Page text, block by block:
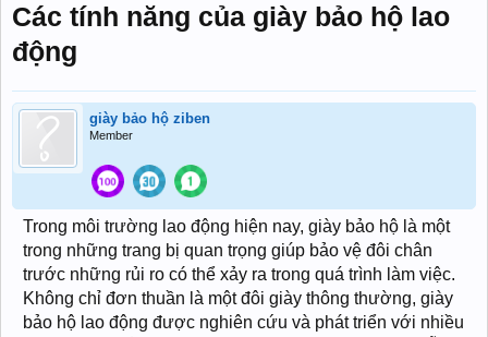
Các tính năng của giày bảo hộ lao
động
giày bảo hộ ziben
Member
Trong môi trường lao động hiện nay, giày bảo hộ là một
trong những trang bị quan trọng giúp bảo vệ đôi chân
trước những rủi ro có thể xảy ra trong quá trình làm việc.
Không chỉ đơn thuần là một đôi giày thông thường, giày
bảo hộ lao động được nghiên cứu và phát triển với nhiều